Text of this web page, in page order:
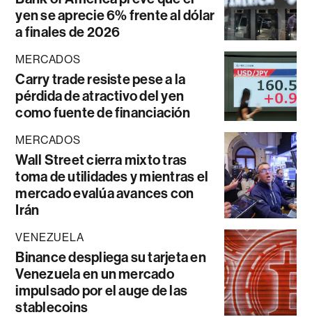
yen se aprecie 6% frente al dólar
a finales de 2026
MERCADOS
Carry trade resiste pese a la
pérdida de atractivo del yen
como fuente de financiación
MERCADOS
Wall Street cierra mixto tras
toma de utilidades y mientras el
mercado evalúa avances con
Irán
VENEZUELA
Binance despliega su tarjeta en
Venezuela en un mercado
impulsado por el auge de las
stablecoins